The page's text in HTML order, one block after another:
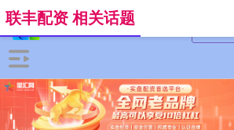
联丰配资 相关话题